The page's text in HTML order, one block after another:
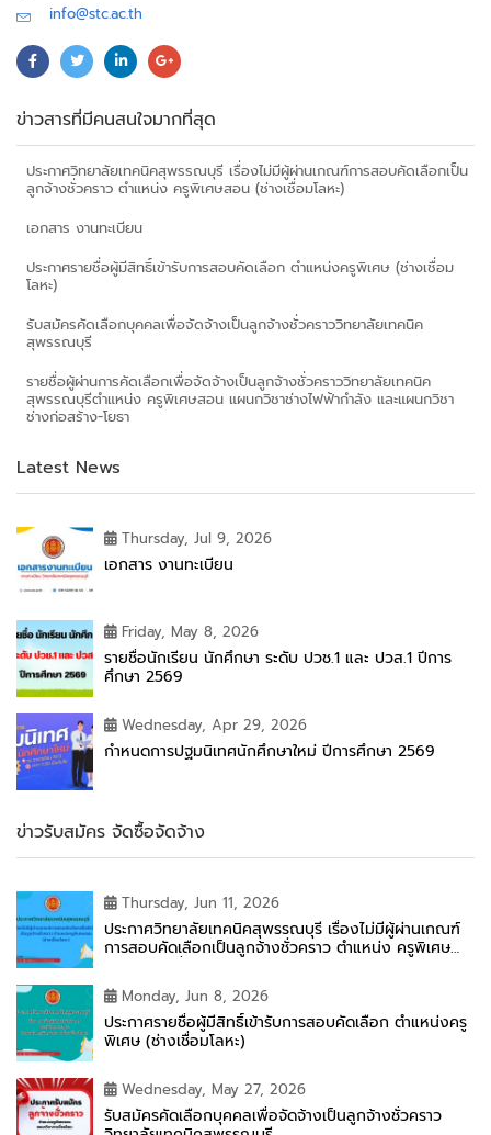
info@stc.ac.th
ข่าวสารที่มีคนสนใจมากที่สุด
ประกาศวิทยาลัยเทคนิคสุพรรณบุรี เรื่องไม่มีผู้ผ่านเกณฑ์การสอบคัดเลือกเป็น
ลูกจ้างชั่วคราว ตำแหน่ง ครูพิเศษสอน (ช่างเชื่อมโลหะ)
เอกสาร งานทะเบียน
ประกาศรายชื่อผู้มีสิทธิ์เข้ารับการสอบคัดเลือก ตำแหน่งครูพิเศษ (ช่างเชื่อม
โลหะ)
รับสมัครคัดเลือกบุคคลเพื่อจัดจ้างเป็นลูกจ้างชั่วคราววิทยาลัยเทคนิค
สุพรรณบุรี
รายชื่อผู้ผ่านการคัดเลือกเพื่อจัดจ้างเป็นลูกจ้างชั่วคราววิทยาลัยเทคนิค
สุพรรณบุรีตำแหน่ง ครูพิเศษสอน แผนกวิชาช่างไฟฟ้ากำลัง และแผนกวิชา
ช่างก่อสร้าง-โยธา
Latest News
Thursday, Jul 9, 2026
เอกสาร งานทะเบียน
Friday, May 8, 2026
รายชื่อนักเรียน นักศึกษา ระดับ ปวช.1 และ ปวส.1 ปีการ
ศึกษา 2569
Wednesday, Apr 29, 2026
กำหนดการปฐมนิเทศนักศึกษาใหม่ ปีการศึกษา 2569
ข่าวรับสมัคร จัดซื้อจัดจ้าง
Thursday, Jun 11, 2026
ประกาศวิทยาลัยเทคนิคสุพรรณบุรี เรื่องไม่มีผู้ผ่านเกณฑ์
การสอบคัดเลือกเป็นลูกจ้างชั่วคราว ตำแหน่ง ครูพิเศษ
Monday, Jun 8, 2026
ประกาศรายชื่อผู้มีสิทธิ์เข้ารับการสอบคัดเลือก ตำแหน่งครู
พิเศษ (ช่างเชื่อมโลหะ)
Wednesday, May 27, 2026
รับสมัครคัดเลือกบุคคลเพื่อจัดจ้างเป็นลูกจ้างชั่วคราว